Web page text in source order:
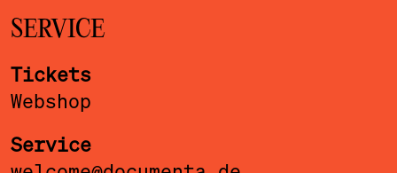
SERVICE
Tickets
Webshop
Service